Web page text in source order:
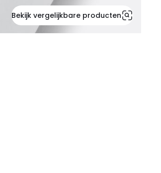
Bekijk vergelijkbare producten